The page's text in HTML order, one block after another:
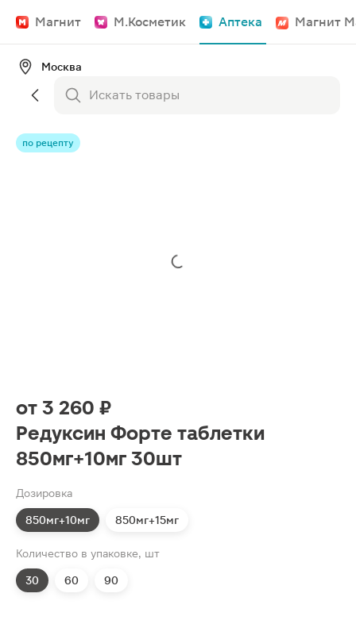
Магнит М.Косметик Аптека Магнит
Москва
по рецепту
от 3 260 ₽
Редуксин Форте таблетки
850мг+10мг 30шт
Дозировка
850мг+10мг 850мг+15мг
Количество в упаковке, шт
30 60 90